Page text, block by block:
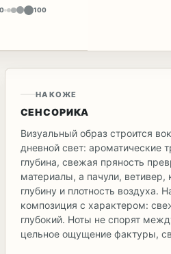
100
НА КОЖЕ
СЕНСОРИКА
Визуальный образ строится
дневной свет: ароматические
глубина, свежая пряность
материалы, а пачули, ветивер,
глубину и плотность воздуха.
композиция с характером:
глубокий. Ноты не спорят
цельное ощущение фактуры,